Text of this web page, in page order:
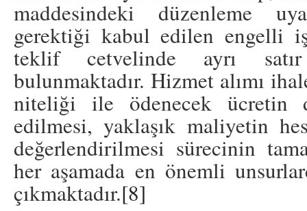
maddesindeki düzenleme
gerektiği kabul edilen engelli
teklif cetvelinde ayrı satır
bulunmaktadır. Hizmet alımı
niteliği ile ödenecek ücretin
edilmesi, yaklaşık maliyetin
değerlendirilmesi sürecinin
her aşamada en önemli
çıkmaktadır.[8]